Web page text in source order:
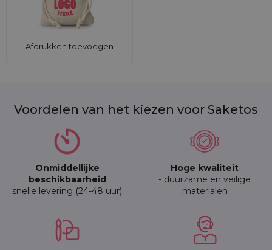
Afdrukken toevoegen
Voordelen van het kiezen voor Saketos
Onmiddellijke
beschikbaarheid
snelle levering (24-48 uur)
Hoge kwaliteit
- duurzame en veilige
materialen